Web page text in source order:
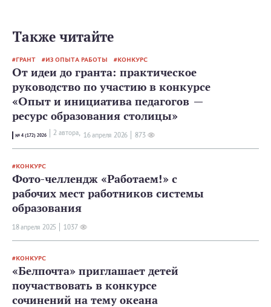
Также читайте
ГРАНТ ИЗ ОПЫТА РАБОТЫ КОНКУРС
От идеи до гранта: практическое
руководство по участию в конкурсе
«Опыт и инициатива педагогов —
ресурс образования столицы»
№ 4 (172) 2026 2 автора, 16 апреля 2026 873
КОНКУРС
Фото-челлендж «Работаем!» с
рабочих мест работников системы
образования
18 апреля 2025 1037
КОНКУРС
«Белпочта» приглашает детей
поучаствовать в конкурсе
сочинений на тему океана